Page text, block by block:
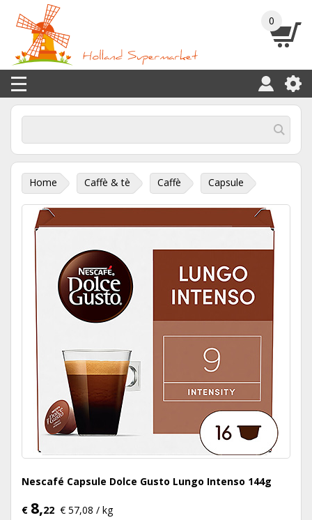
0
Home Caffè & tè Caffè Capsule
Nescafé Capsule Dolce Gusto Lungo Intenso 144g
€ 8,22 € 57,08 / kg